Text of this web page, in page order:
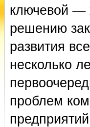
ключевой —
решению
развития
несколько
проблем